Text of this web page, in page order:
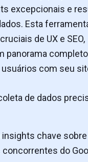
excepcionais e
Esta
de UX e SEO,
panorama
com seu
de dados
insights chave
concorrentes do